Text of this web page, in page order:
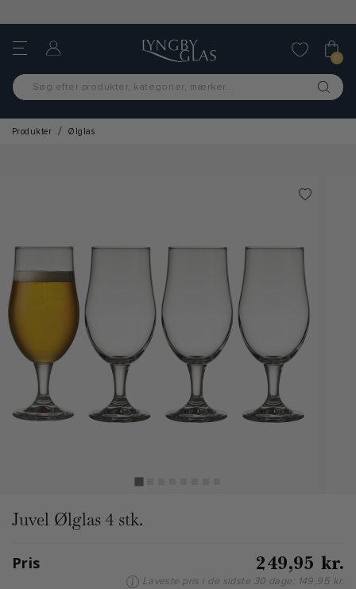
0
Produkter Ølglas
Juvel Ølglas 4 stk.
Pris 249,95 kr.
Laveste pris i de sidste 30 dage: 149,95 kr.